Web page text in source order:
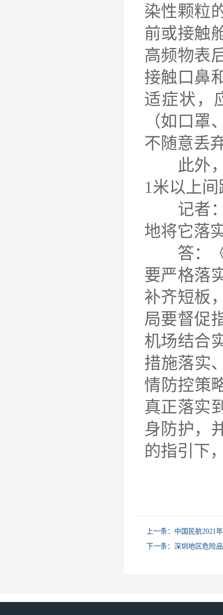
染性颗粒
前或接触
高频物表
接触口鼻
适症状，
（如口
不随意丢
此外，
1米以上
记者：
地将它落
答：《
要严格落
补齐短板
局要督促
机场结合
措施落实
情防控策
真正落实
身防护，
的指引下
上一条： 中国民航2021
下一条： 深圳地区危险